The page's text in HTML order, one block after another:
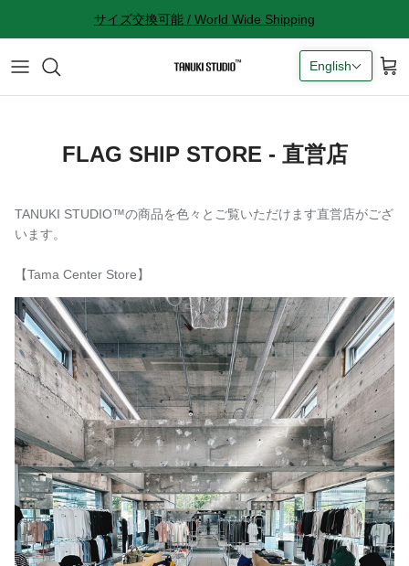
サイズ交換可能 / World Wide Shipping
All accessories
Bag
サイズ感に関して
返品に関して
購入完了メールが来ない
Contact
FLAG SHIP STORE - 直営店
TANUKI STUDIO™️の商品を色々とご覧いただけます直営店がござ
います。
【Tama Center Store】
English